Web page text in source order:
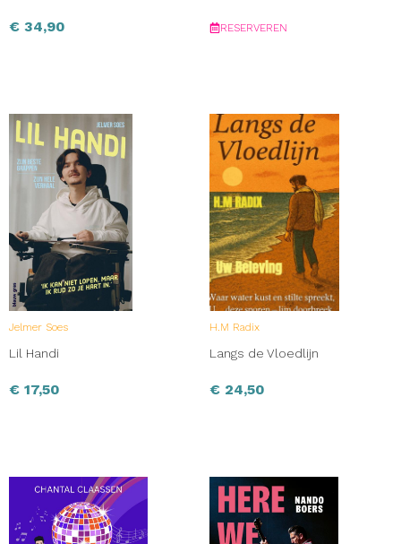
Story
€ 34,90 RESERVEREN
Jelmer Soes
Lil Handi
€ 17,50
H.M Radix
Langs de Vloedlijn
€ 24,50